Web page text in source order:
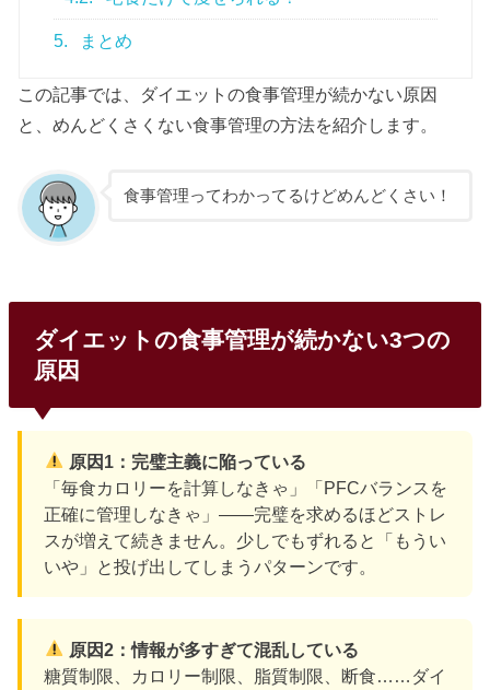
5. まとめ
この記事では、ダイエットの食事管理が続かない原因
と、めんどくさくない食事管理の方法を紹介します。
食事管理ってわかってるけどめんどくさい！
ダイエットの食事管理が続かない3つの
原因
原因1：完璧主義に陥っている
「毎食カロリーを計算しなきゃ」「PFCバランスを
正確に管理しなきゃ」——完璧を求めるほどストレ
スが増えて続きません。少しでもずれると「もうい
いや」と投げ出してしまうパターンです。
原因2：情報が多すぎて混乱している
糖質制限、カロリー制限、脂質制限、断食……ダイ